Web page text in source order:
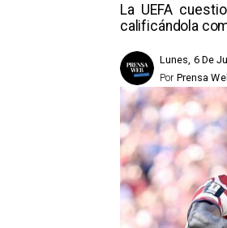
La UEFA
calificándola
Lunes, 6 De
Prensa
Por